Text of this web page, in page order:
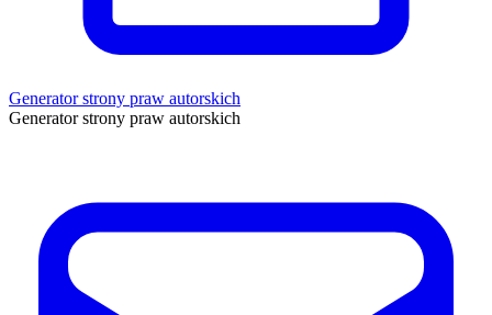
Generator strony praw autorskich
Generator strony praw autorskich